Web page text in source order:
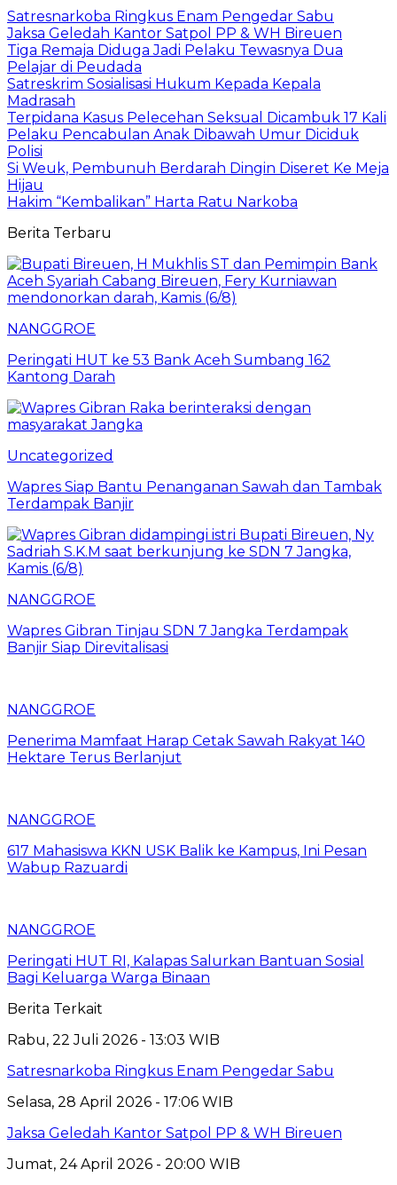
Satresnarkoba Ringkus Enam Pengedar Sabu
Jaksa Geledah Kantor Satpol PP & WH Bireuen
Tiga Remaja Diduga Jadi Pelaku Tewasnya Dua
Pelajar di Peudada
Satreskrim Sosialisasi Hukum Kepada Kepala
Madrasah
Terpidana Kasus Pelecehan Seksual Dicambuk 17 Kali
Pelaku Pencabulan Anak Dibawah Umur Diciduk
Polisi
Si Weuk, Pembunuh Berdarah Dingin Diseret Ke Meja
Hijau
Hakim “Kembalikan” Harta Ratu Narkoba
Berita Terbaru
NANGGROE
Peringati HUT ke 53 Bank Aceh Sumbang 162
Kantong Darah
Uncategorized
Wapres Siap Bantu Penanganan Sawah dan Tambak
Terdampak Banjir
NANGGROE
Wapres Gibran Tinjau SDN 7 Jangka Terdampak
Banjir Siap Direvitalisasi
NANGGROE
Penerima Mamfaat Harap Cetak Sawah Rakyat 140
Hektare Terus Berlanjut
NANGGROE
617 Mahasiswa KKN USK Balik ke Kampus, Ini Pesan
Wabup Razuardi
NANGGROE
Peringati HUT RI, Kalapas Salurkan Bantuan Sosial
Bagi Keluarga Warga Binaan
Berita Terkait
Rabu, 22 Juli 2026 - 13:03 WIB
Satresnarkoba Ringkus Enam Pengedar Sabu
Selasa, 28 April 2026 - 17:06 WIB
Jaksa Geledah Kantor Satpol PP & WH Bireuen
Jumat, 24 April 2026 - 20:00 WIB